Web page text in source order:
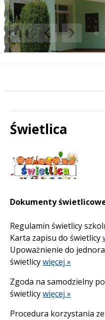
Poprzedni Element
Następny
❚❚
Świetlica
Treść
Dokumenty
Regulamin świetlicy
Karta zapisu do świetlicy
Upoważnienie do
świetlicywięcej »
Zgoda na samodzielny
świetlicywięcej »
Procedura korzystania